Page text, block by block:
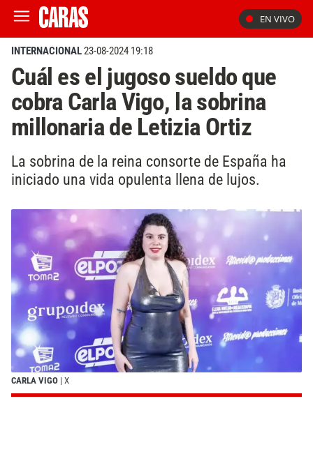
EN VIVO
INTERNACIONAL23-08-2024 19:18
Cuál es el jugoso sueldo que
cobra Carla Vigo, la sobrina
millonaria de Letizia Ortiz
La sobrina de la reina consorte de España ha
iniciado una vida opulenta llena de lujos.
CARLA VIGO | X